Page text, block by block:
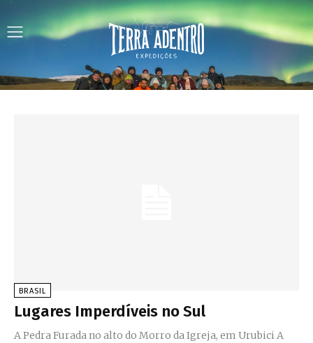
BRASIL
Lugares Imperdíveis no Sul
A Pedra Furada no alto do Morro da Igreja, em Urubici A